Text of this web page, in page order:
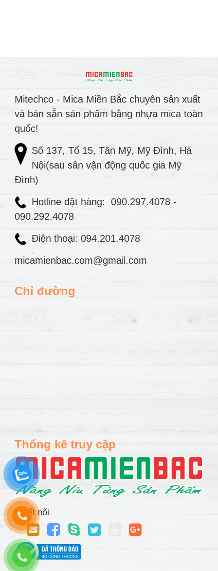
Mitechco - Mica Miền Bắc chuyên sản xuất
và bán sẵn sản phẩm bằng nhựa mica toàn
quốc!
Số 137, Tổ 15, Tân Mỹ, Mỹ Đình, Hà
Nội(sau sân vận động quốc gia Mỹ
Đình)
Hotline đặt hàng: 090.297.4078 -
090.292.4078
Điện thoại: 094.201.4078
micamienbac.com@gmail.com
Chỉ đường
Thống kê truy cập
Kết nối